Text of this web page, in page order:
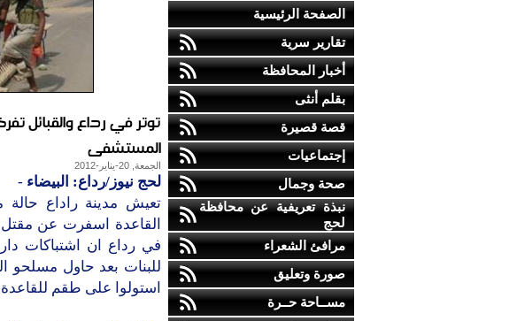
الصفحة الرئيسية
تقارير سرية
أخبار المحافظة
بقلم أنثى
قصة قصيرة
إجتماعيات
صحة وجمال
نبذة تعريفية عن محافظة
لحج
مرافئ الشعراء
صورة وتعليق
مســاحة حــرة
توتر في رداع والقبائل
المستشفى
الجمعة, 20-يناير-2012
لحج نيوز/رداع: البيضاء -
تعيش مدينة راداع حالة
القاعدة اسفرت عن
في رداع ان اشتباكات
للبنات بعد حاول مسلحو
استولوا على طقم